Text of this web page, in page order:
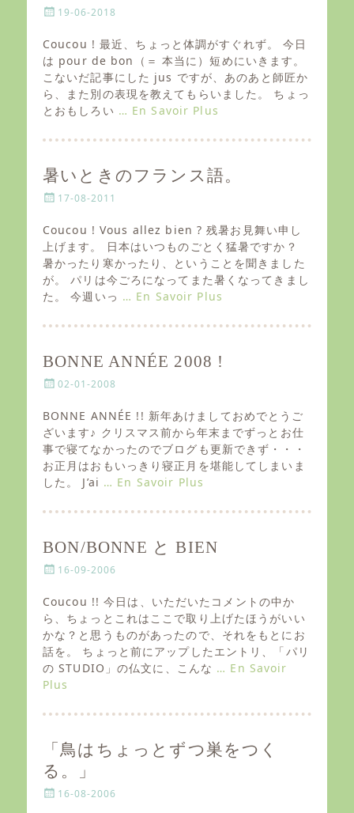
P
s
t
e
d
o
n
19-06-2018
Coucou ! 最近、ちょっと体調がすぐれず。 今日
は pour de bon（＝ 本当に）短めにいきます。
こないだ記事にした jus ですが、あのあと師匠か
ら、また別の表現を教えてもらいました。 ちょっ
とおもしろい … En Savoir Plus
暑いときのフランス語。
P
s
e
d
o
n
17-08-2011
Coucou ! Vous allez bien ? 残暑お見舞い申し
上げます。 日本はいつものごとく猛暑ですか？
暑かったり寒かったり、ということを聞きました
が。 パリは今ごろになってまた暑くなってきまし
た。 今週いっ … En Savoir Plus
BONNE ANNÉE 2008 !
P
s
e
d
o
n
02-01-2008
BONNE ANNÉE !! 新年あけましておめでとうご
ざいます♪ クリスマス前から年末までずっとお仕
事で寝てなかったのでブログも更新できず・・・
お正月はおもいっきり寝正月を堪能してしまいま
した。 J’ai … En Savoir Plus
BON/BONNE と BIEN
P
s
t
e
d
o
n
16-09-2006
Coucou !! 今日は、いただいたコメントの中か
ら、ちょっとこれはここで取り上げたほうがいい
かな？と思うものがあったので、それをもとにお
話を。 ちょっと前にアップしたエントリ、「パリ
の STUDIO」の仏文に、こんな … En Savoir
Plus
「鳥はちょっとずつ巣をつく
る。」
P
16-08-2006